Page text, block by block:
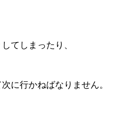
てしまったり、
に行かねばなりません。